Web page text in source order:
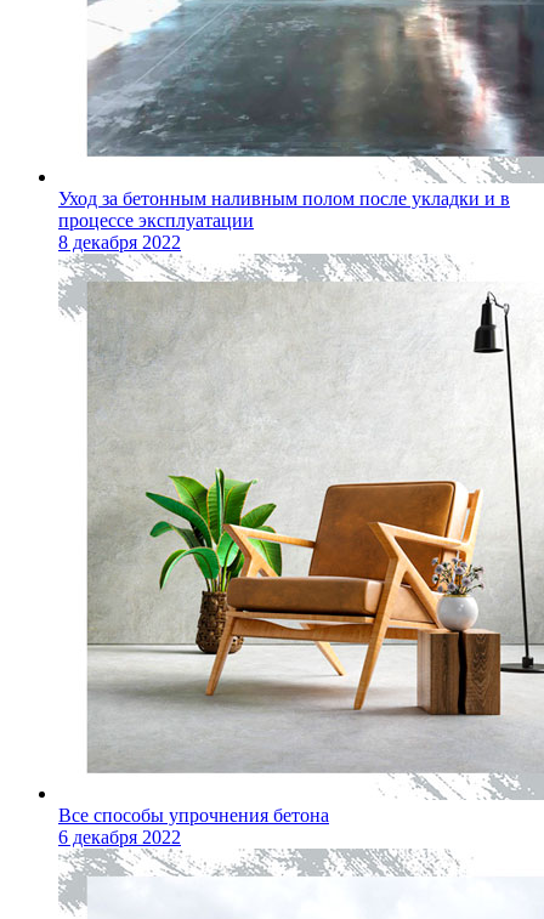
Уход за бетонным наливным полом после укладки и в
процессе эксплуатации
8 декабря 2022
Все способы упрочнения бетона
6 декабря 2022